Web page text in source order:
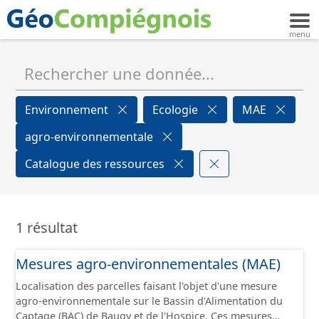
Environnement Ecologie
MAE
agro-environnementale
Catalogue des ressources
1 résultat
Mesures agro-environnementales (MAE)
Localisation des parcelles faisant l'objet d'une mesure
agro-environnementale sur le Bassin d'Alimentation du
Captage (BAC) de Baugy et de l'Hospice. Ces mesures